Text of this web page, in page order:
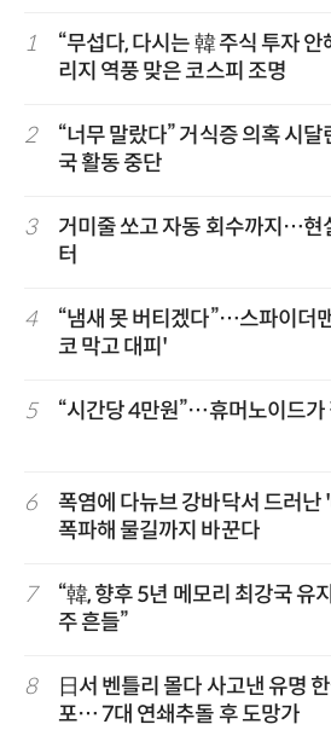
1
“무섭다, 다시는 韓 주식 투자
리지 역풍 맞은 코스피 조명
2
“너무 말랐다” 거식증 의혹 시
국 활동 중단
3
거미줄 쏘고 자동 회수까지…현
터
4
“냄새 못 버티겠다”…스파이더
코 막고 대피'
5 “시간당 4만원”…휴머노이드가
6
폭염에 다뉴브 강바닥서 드러
폭파해 물길까지 바꾼다
7
“韓, 향후 5년 메모리 최강국
주 흔들”
8
日서 벤틀리 몰다 사고낸 유명
포… 7대 연쇄추돌 후 도망가